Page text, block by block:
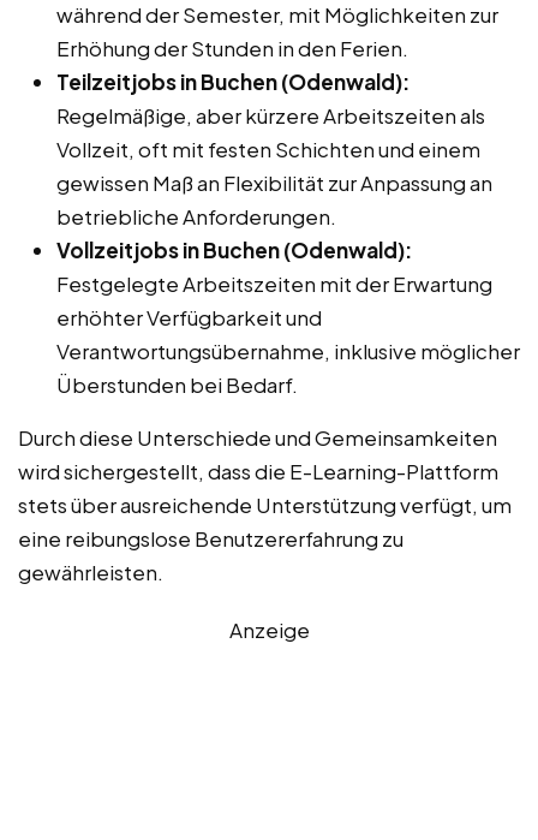
während der Semester, mit Möglichkeiten zur
Erhöhung der Stunden in den Ferien.
Teilzeitjobs in Buchen (Odenwald):
Regelmäßige, aber kürzere Arbeitszeiten als
Vollzeit, oft mit festen Schichten und einem
gewissen Maß an Flexibilität zur Anpassung an
betriebliche Anforderungen.
Vollzeitjobs in Buchen (Odenwald):
Festgelegte Arbeitszeiten mit der Erwartung
erhöhter Verfügbarkeit und
Verantwortungsübernahme, inklusive möglicher
Überstunden bei Bedarf.
Durch diese Unterschiede und Gemeinsamkeiten
wird sichergestellt, dass die E-Learning-Plattform
stets über ausreichende Unterstützung verfügt, um
eine reibungslose Benutzererfahrung zu
gewährleisten.
Anzeige